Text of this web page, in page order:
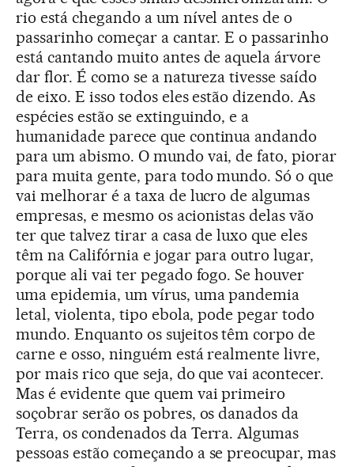
rio está chegando a um nível antes de o
passarinho começar a cantar. E o passarinho
está cantando muito antes de aquela árvore
dar flor. É como se a natureza tivesse saído
de eixo. E isso todos eles estão dizendo. As
espécies estão se extinguindo, e a
humanidade parece que continua andando
para um abismo. O mundo vai, de fato, piorar
para muita gente, para todo mundo. Só o que
vai melhorar é a taxa de lucro de algumas
empresas, e mesmo os acionistas delas vão
ter que talvez tirar a casa de luxo que eles
têm na Califórnia e jogar para outro lugar,
porque ali vai ter pegado fogo. Se houver
uma epidemia, um vírus, uma pandemia
letal, violenta, tipo ebola, pode pegar todo
mundo. Enquanto os sujeitos têm corpo de
carne e osso, ninguém está realmente livre,
por mais rico que seja, do que vai acontecer.
Mas é evidente que quem vai primeiro
soçobrar serão os pobres, os danados da
Terra, os condenados da Terra. Algumas
pessoas estão começando a se preocupar, mas